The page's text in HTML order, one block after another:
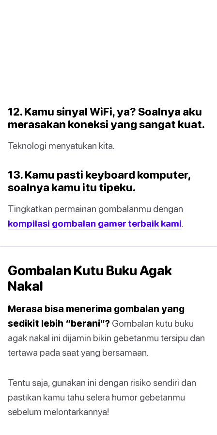
12. Kamu sinyal WiFi, ya? Soalnya aku
merasakan koneksi yang sangat kuat.
Teknologi menyatukan kita.
13. Kamu pasti keyboard komputer,
soalnya kamu itu tipeku.
Tingkatkan permainan gombalanmu dengan
kompilasi gombalan gamer terbaik kami.
Gombalan Kutu Buku Agak
Nakal
Merasa bisa menerima gombalan yang
sedikit lebih “berani”? Gombalan kutu buku
agak nakal ini dijamin bikin gebetanmu tersipu dan
tertawa pada saat yang bersamaan.
Tentu saja, gunakan ini dengan risiko sendiri dan
pastikan kamu tahu selera humor gebetanmu
sebelum melontarkannya!